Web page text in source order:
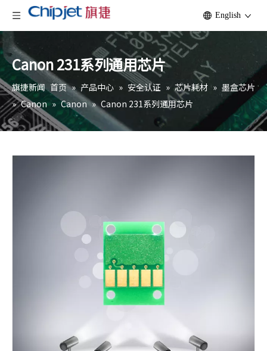
English
Canon 231系列通用芯片
旗捷新闻 首页 » 产品中心 » 安全认证 » 芯片耗材 » 墨盒芯片
» Canon » Canon » Canon 231系列通用芯片